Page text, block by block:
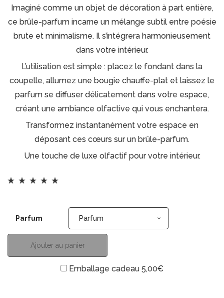
Imaginé comme un objet de décoration à part entière,
ce brûle-parfum incarne un mélange subtil entre poésie
brute et minimalisme. Il s’intégrera harmonieusement
dans votre intérieur.
L’utilisation est simple : placez le fondant dans la
coupelle, allumez une bougie chauffe-plat et laissez le
parfum se diffuser délicatement dans votre espace,
créant une ambiance olfactive qui vous enchantera.
Transformez instantanément votre espace en
déposant ces cœurs sur un brûle-parfum.
Une touche de luxe olfactif pour votre intérieur.
notation client
Parfum Parfum
Ajouter au panier
Emballage cadeau 5,00€